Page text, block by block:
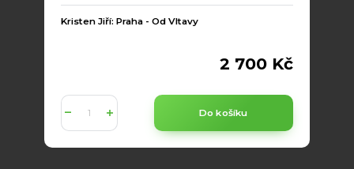
Kristen Jiří: Praha - Od Vltavy
2 700 Kč
Do košíku